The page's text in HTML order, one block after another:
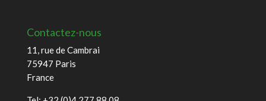
Contactez-nous
11, rue de Cambrai
75947 Paris
France